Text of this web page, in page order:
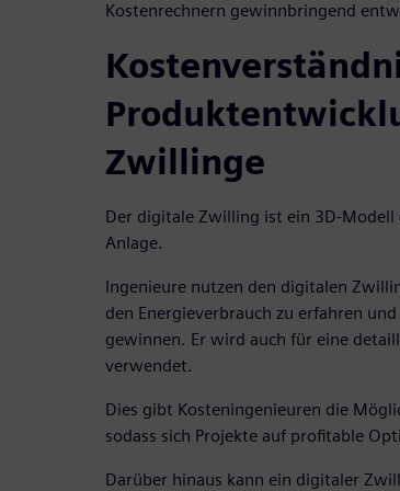
Kostenrechnern gewinnbringend
Zwillinge
Der digitale Zwilling ist ein 3D-Modell
Anlage.
Ingenieure nutzen den digitalen
den Energieverbrauch zu erfahren
gewinnen. Er wird auch für eine
verwendet.
Dies gibt Kosteningenieuren die
sodass sich Projekte auf profitable
Darüber hinaus kann ein digitaler